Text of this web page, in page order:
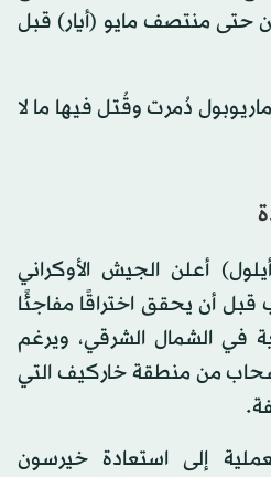
حتى منتصف مايو (أيار) قبل
إن 90% من ماريوبول دُمرت وقُتل فيها ما لا
أعلن الجيش الأوكراني
أن يحقق اختراقًا مفاجئًا
في الشمال الشرقي، ويرغم
من منطقة خاركيف التي
إلى استعادة خيرسون